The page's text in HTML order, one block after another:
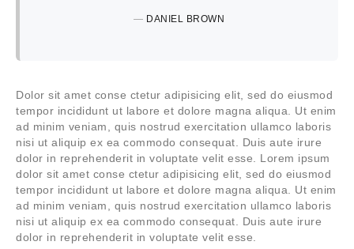
— DANIEL BROWN
Dolor sit amet conse ctetur adipisicing elit, sed do eiusmod
tempor incididunt ut labore et dolore magna aliqua. Ut enim
ad minim veniam, quis nostrud exercitation ullamco laboris
nisi ut aliquip ex ea commodo consequat. Duis aute irure
dolor in reprehenderit in voluptate velit esse. Lorem ipsum
dolor sit amet conse ctetur adipisicing elit, sed do eiusmod
tempor incididunt ut labore et dolore magna aliqua. Ut enim
ad minim veniam, quis nostrud exercitation ullamco laboris
nisi ut aliquip ex ea commodo consequat. Duis aute irure
dolor in reprehenderit in voluptate velit esse.